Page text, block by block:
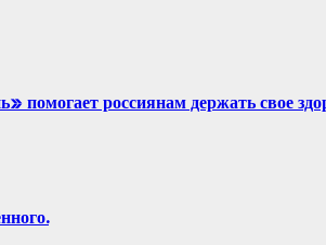
россиянам держать свое